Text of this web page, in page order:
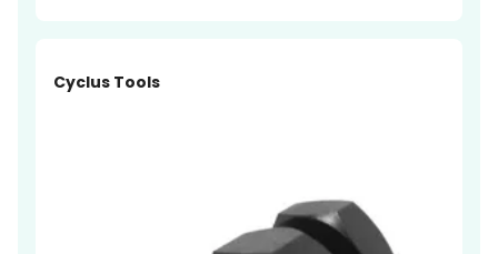
Cyclus Tools